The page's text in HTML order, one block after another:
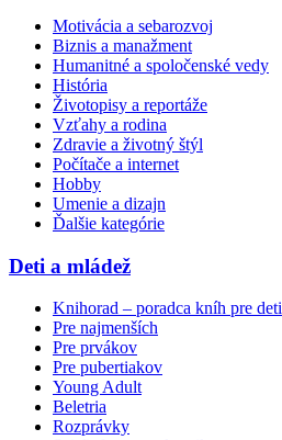
Motivácia a sebarozvoj
Biznis a manažment
Humanitné a spoločenské vedy
História
Životopisy a reportáže
Vzťahy a rodina
Zdravie a životný štýl
Počítače a internet
Hobby
Umenie a dizajn
Ďalšie kategórie
Deti a mládež
Knihorad – poradca kníh pre deti
Pre najmenších
Pre prvákov
Pre pubertiakov
Young Adult
Beletria
Rozprávky